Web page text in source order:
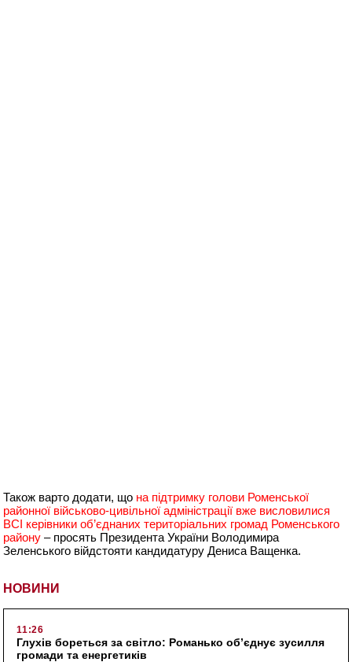
НОВИНИ
11:26
Глухів бореться за світло: Романько об’єднує зусилля
громади та енергетиків
Також варто додати, що на підтримку голови Роменської
районної військово-цивільної адміністрації вже висловилися
ВСІ керівники об’єднаних територіальних громад Роменського
району – просять Президента України Володимира
Зеленського війдстояти кандидатуру Дениса Ващенка.